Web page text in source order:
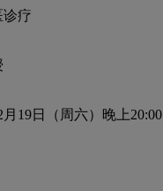
诊疗
月19日（周六）晚上20:00